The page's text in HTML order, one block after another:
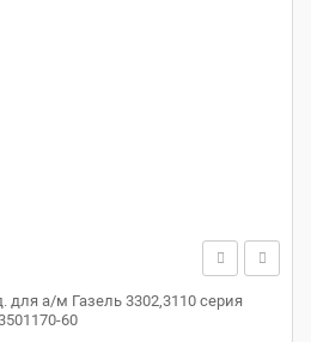
а/м Газель 3302,3110 серия
60